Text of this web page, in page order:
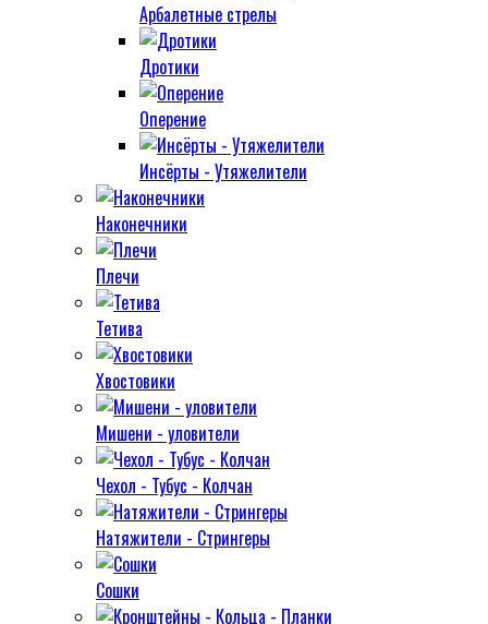
Арбалетные стрелы
Дротики
Оперение
Инсёрты - Утяжелители
Наконечники
Плечи
Тетива
Хвостовики
Мишени - уловители
Чехол - Тубус - Колчан
Натяжители - Стрингеры
Сошки